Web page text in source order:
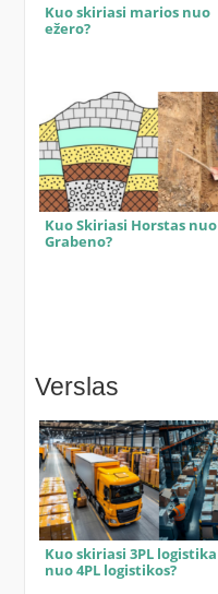
Kuo skiriasi marios nuo
ežero?
Kuo Skiriasi Horstas nuo
Grabeno?
Verslas
Kuo skiriasi 3PL logistika
nuo 4PL logistikos?